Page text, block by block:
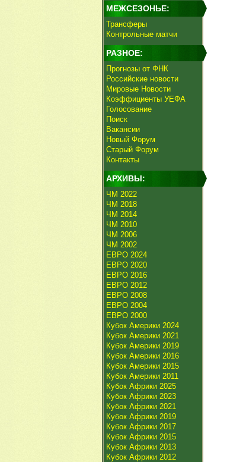
МЕЖСЕЗОНЬЕ:
Трансферы
Контрольные матчи
РАЗНОЕ:
Прогнозы от ФНК
Российские новости
Мировые Новости
Коэффициенты УЕФА
Голосование
Поиск
Вакансии
Новый Форум
Старый Форум
Контакты
АРХИВЫ:
ЧМ 2022
ЧМ 2018
ЧМ 2014
ЧМ 2010
ЧМ 2006
ЧМ 2002
ЕВРО 2024
ЕВРО 2020
ЕВРО 2016
ЕВРО 2012
ЕВРО 2008
ЕВРО 2004
ЕВРО 2000
Кубок Америки 2024
Кубок Америки 2021
Кубок Америки 2019
Кубок Америки 2016
Кубок Америки 2015
Кубок Америки 2011
Кубок Африки 2025
Кубок Африки 2023
Кубок Африки 2021
Кубок Африки 2019
Кубок Африки 2017
Кубок Африки 2015
Кубок Африки 2013
Кубок Африки 2012